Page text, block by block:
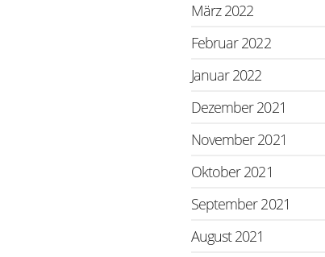
März 2022
Februar 2022
Januar 2022
Dezember 2021
November 2021
Oktober 2021
September 2021
August 2021